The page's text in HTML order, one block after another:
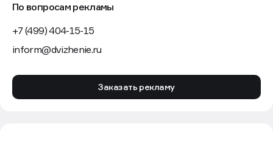
По вопросам рекламы
+7 (499) 404-15-15
inform@dvizhenie.ru
Заказать рекламу